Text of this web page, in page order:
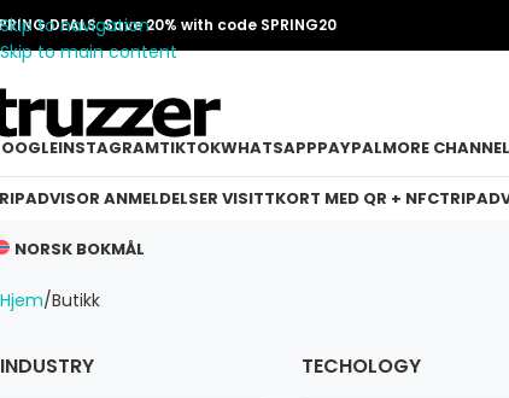
Skip to navigation
Skip to main content
DEALS: Save 20% with code SPRING20
INSTAGRAMTIKTOKWHATSAPPPAYPALMORE
ANMELDELSER VISITTKORT MED QR + NFC
NORSK BOKMÅL
Hjem Butikk
INDUSTRY TECHOLOGY